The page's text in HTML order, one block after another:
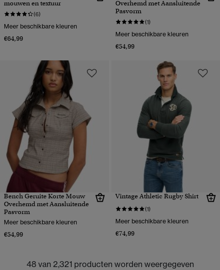
mouwen en textuur
(6)
Meer beschikbare kleuren
€64,99
Overhemd met Aansluitende
Pasvorm
(1)
Meer beschikbare kleuren
€54,99
Bench Geruite Korte Mouw
Overhemd met Aansluitende
Pasvorm
Meer beschikbare kleuren
€54,99
Vintage Athletic Rugby Shirt
(1)
Meer beschikbare kleuren
€74,99
48 van 2,321 producten worden weergegeven